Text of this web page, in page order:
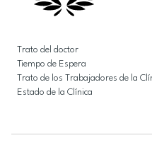
Trato del doctor
Tiempo de Espera
Trato de los Trabajadores de la
Estado de la Clínica